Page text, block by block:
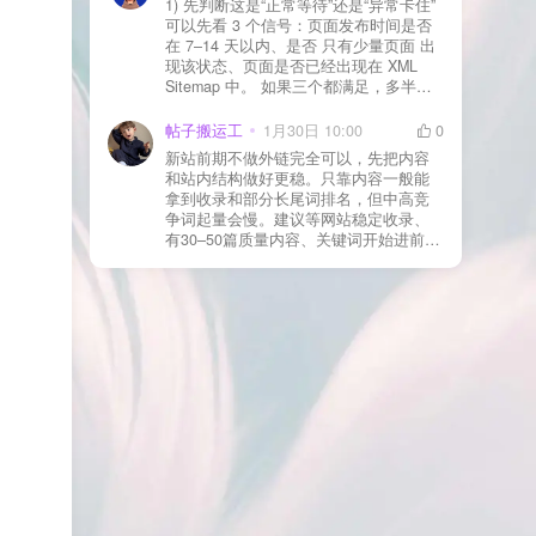
看服务器错误日志是否有 500/致命错误
导致回调执行中断 解决方案： 放行 wp-
json、wc-api、支付网关回调 URL（按网
关文档配置） 关闭结账页的缓存与 JS
合并压缩测试一次 若使用 Cloudflare：
则
1) 先判断这是“正常等待”还是“异常卡住”
可以先看 3 个信号：页面发布时间是否
在 7–14 天以内、是否 只有少量页面 出
现该状态、页面是否已经出现在 XML
Sitemap 中。 如果三个都满足，多半属
手。 2) 什么情况下“等”是没用的？ 以下
情况基本不会靠时间自动解决：页面几
乎没有内链（孤立页）、内容与站内已
有页面高度相似、canonical 指向了别的
URL、同一主题短时间发布太多相似文
章。 这种情况下，Google 已经抓取，但
判断“当前不值得进入索引”。 3) 最有效
的人工干预方式（不折腾） 优先做这 3
件事：加内链、从相关旧文章或栏目页
链接到该页面、增强首屏信息密度 前 2–
3 段直接回答用户问题，避免铺垫太多，
确认 canonical 为自指，避免被判定为重
即可。 4) 什么“干预动作”反而容易适得
其反？ 不太推荐：频繁删除重发、连续
帖子搬运工 1月30日 10:00
0
新站前期不做外链完全可以，先把内容
和站内结构做好更稳。只靠内容一般能
拿到收录和部分长尾词排名，但中高竞
争词起量会慢。建议等网站稳定收录、
有30–50篇质量内容、关键词开始进前